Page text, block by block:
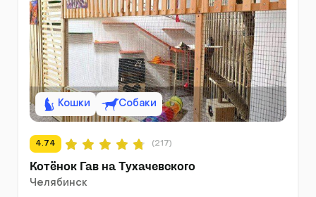
Кошки Собаки
4.74 (217)
Котёнок Гав на Тухачевского
Челябинск